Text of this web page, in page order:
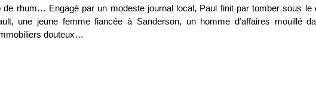
de rhum… Engagé par un modeste journal local, Paul finit par tomber sous le
une jeune femme fiancée à Sanderson, un homme d’affaires mouillé
douteux…